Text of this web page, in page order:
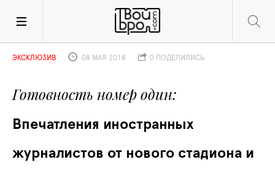
Готовность номер один
Впечатления иностранных
журналистов от нового стадиона и
ЭКСКЛЮЗИВ 08 МАЯ 2018 0 ПОДЕЛИЛИСЬ